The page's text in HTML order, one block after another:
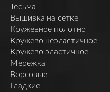
Тесьма
Вышивка на сетке
Кружевное полотно
Кружево неэластичное
Кружево эластичное
Мережка
Ворсовые
Гладкие